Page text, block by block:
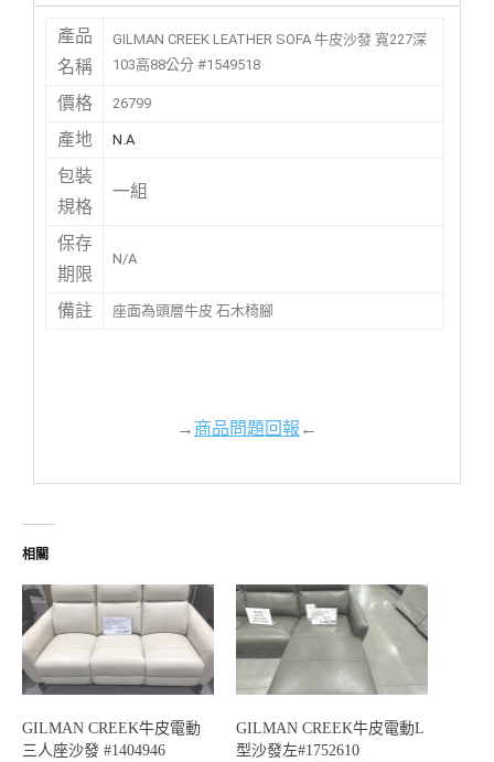
產品
名稱
GILMAN CREEK LEATHER SOFA 牛皮沙發 寬227深
103高88公分 #1549518
價格 26799
產地 N.A
包裝
規格
一組
保存
期限
N/A
備註 座面為頭層牛皮 石木椅腳
→商品問題回報←
相關
GILMAN CREEK牛皮電動
三人座沙發 #1404946
GILMAN CREEK牛皮電動L
型沙發左#1752610